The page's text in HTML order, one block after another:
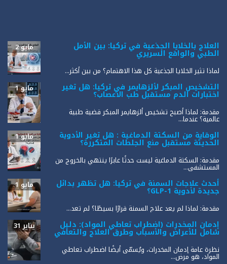
العلاج بالخلايا الجذعية في تركيا: بين الأمل
الطبي والواقع السريري
مايو 2
لماذا تثير الخلايا الجذعية كل هذا الاهتمام؟ من بين أكثر...
التشخيص المبكر لألزهايمر في تركيا: هل تغير
اختبارات الدم مستقبل طب الأعصاب؟
مايو 1
مقدمة: لماذا أصبح تشخيص ألزهايمر المبكر قضية طبية
عالمية؟ عندما...
الوقاية من السكتة الدماغية : هل تغير الأدوية
الحديثة مستقبل منع الجلطات المتكررة؟
مايو 1
مقدمة: السكتة الدماغية ليست حدثًا عابرًا ينتهي بالخروج من
المستشفى...
أحدث علاجات السمنة في تركيا: هل تظهر بدائل
جديدة لأدوية GLP-1؟
مايو 1
مقدمة: لماذا لم يعد علاج السمنة قرارًا بسيطًا؟ لم تعد...
إدمان المخدرات (اضطراب تعاطي المواد): دليل
شامل للأعراض والأسباب وطرق العلاج والتعافي
يناير 31
نظرة عامة إدمان المخدرات، ويُسمّى أيضًا اضطراب تعاطي
المواد، هو مرض...